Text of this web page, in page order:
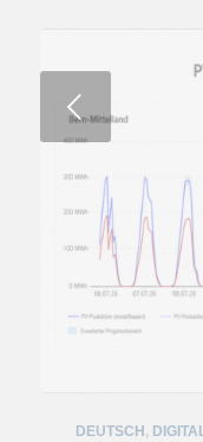
DEUTSCH, DIGITAL